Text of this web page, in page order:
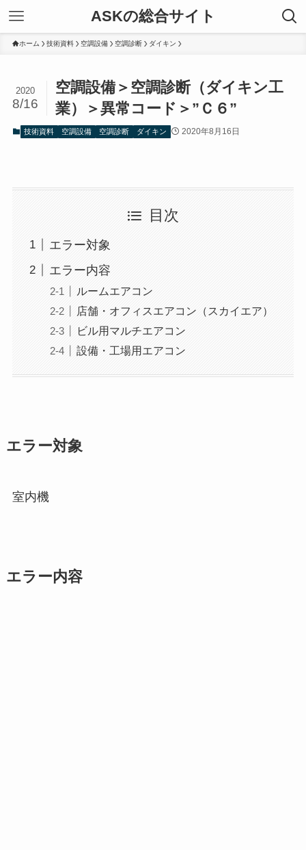
ASKの総合サイト
ホーム 技術資料 空調設備 空調診断 ダイキン
空調設備＞空調診断（ダイキン工
業）＞異常コード＞”Ｃ６”
2020
8/16
技術資料 空調設備 空調診断 ダイキン 2020年8月16日
目次
エラー対象
エラー内容
ルームエアコン
店舗・オフィスエアコン（スカイエア）
ビル用マルチエアコン
設備・工場用エアコン
エラー対象
室内機
エラー内容